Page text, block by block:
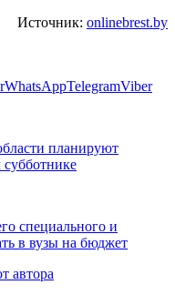
Источник: onlinebrest.by
WhatsAppTelegramViber
планируют
субботнике
специального и
в вузы на бюджет
автора